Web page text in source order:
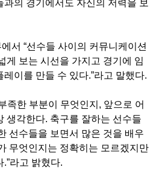
의 경기에서도 자신의 저력을 보
에서“선수들 사이의 커뮤니케이션
게 보는 시선을 가지고 경기에 임
레이를 만들 수 있다.”라고 말했다.
족한 부분이 무엇인지 , 앞으로 어
생각한다. 축구를 잘하는 선수들
선수들을 보면서 많은 것을 배우
무엇인지는 정확히는 모르겠지만
.”라고 밝혔다.